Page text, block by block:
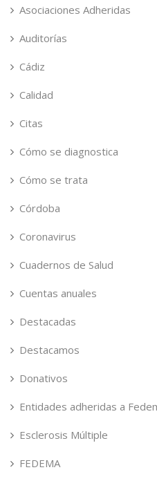
Asociaciones Adheridas
Auditorías
Cádiz
Calidad
Citas
Cómo se diagnostica
Cómo se trata
Córdoba
Coronavirus
Cuadernos de Salud
Cuentas anuales
Destacadas
Destacamos
Donativos
Entidades adheridas a
Esclerosis Múltiple
FEDEMA